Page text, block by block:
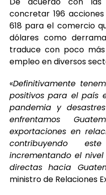
concretar 196
618 para el comercio
dólares como
traduce con poco
empleo en diversos
«Definitivamente
positivos para el país
pandemia y
enfrentamos
exportaciones en
contribuyendo
incrementando el
directas hacia
ministro de Relaciones